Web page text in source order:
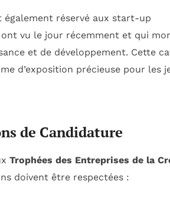
également réservé aux start-up
vu le jour récemment et qui
et de développement. Cette
d’exposition précieuse pour les
de Candidature
Trophées des Entreprises de la
doivent être respectées :